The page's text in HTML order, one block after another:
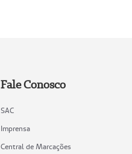
Fale Conosco
SAC
Imprensa
Central de Marcações